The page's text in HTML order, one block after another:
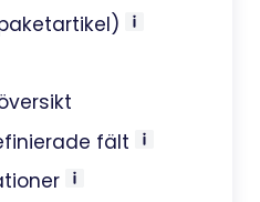
fält